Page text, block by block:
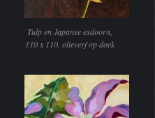
Tulp en Japanse esdoorn,
110 x 110, olieverf op doek